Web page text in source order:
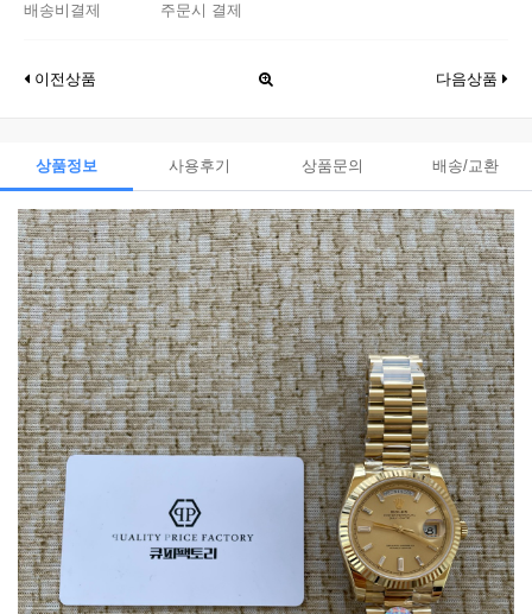
배송비결제
주문시 결제
이전상품 다음상품
상품정보 사용후기 상품문의 배송/교환